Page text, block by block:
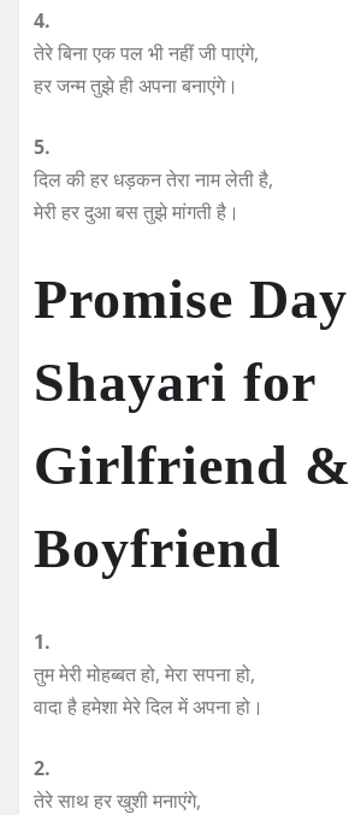
4.
तेरे बिना एक पल भी नहीं जी पाएंगे,
हर जन्म तुझे ही अपना बनाएंगे।
5.
दिल की हर धड़कन तेरा नाम लेती है,
मेरी हर दुआ बस तुझे मांगती है।
Promise Day
Shayari for
Girlfriend &
Boyfriend
1.
तुम मेरी मोहब्बत हो, मेरा सपना हो,
वादा है हमेशा मेरे दिल में अपना हो।
2.
तेरे साथ हर खुशी मनाएंगे,